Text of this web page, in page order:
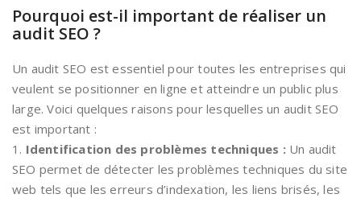
Pourquoi est-il important de réaliser un
audit SEO ?
Un audit SEO est essentiel pour toutes les entreprises qui
veulent se positionner en ligne et atteindre un public plus
large. Voici quelques raisons pour lesquelles un audit SEO
est important :
1. Identification des problèmes techniques : Un audit
SEO permet de détecter les problèmes techniques du site
web tels que les erreurs d’indexation, les liens brisés, les